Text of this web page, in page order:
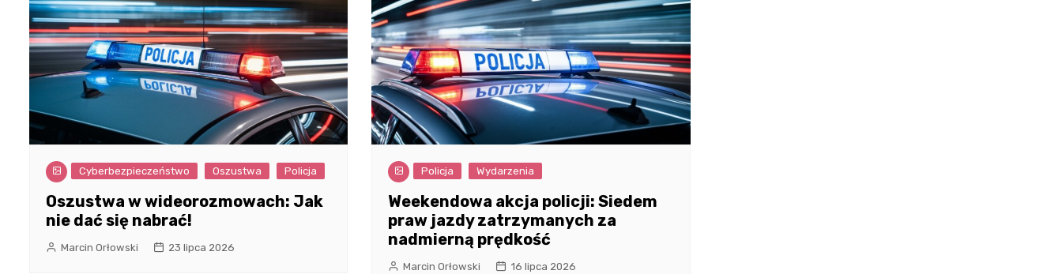
Cyberbezpieczeństwo Oszustwa Policja
Oszustwa w wideorozmowach: Jak
nie dać się nabrać!
Marcin Orłowski 23 lipca 2026
Policja Wydarzenia
Weekendowa akcja policji: Siedem
praw jazdy zatrzymanych za
nadmierną prędkość
Marcin Orłowski 16 lipca 2026